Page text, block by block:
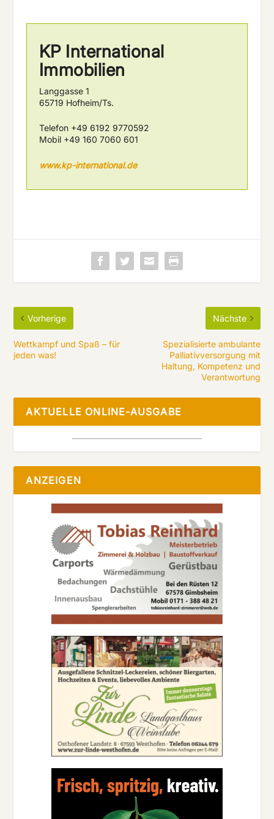
KP International
Immobilien
Langgasse 1
65719 Hofheim/Ts.
Telefon +49 6192 9770592
Mobil +49 160 7060 601
www.kp-international.de
Vorherige
Wettkampf und Spaß – für
jeden was!
Nächste
Spezialisierte ambulante
Palliativversorgung mit
Haltung, Kompetenz und
Verantwortung
AKTUELLE ONLINE-AUSGABE
ANZEIGEN